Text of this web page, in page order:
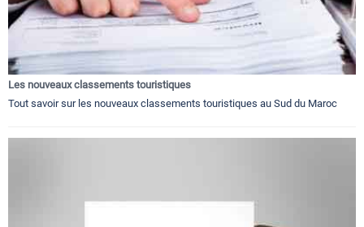
Les nouveaux classements touristiques
Tout savoir sur les nouveaux classements touristiques au Sud du Maroc